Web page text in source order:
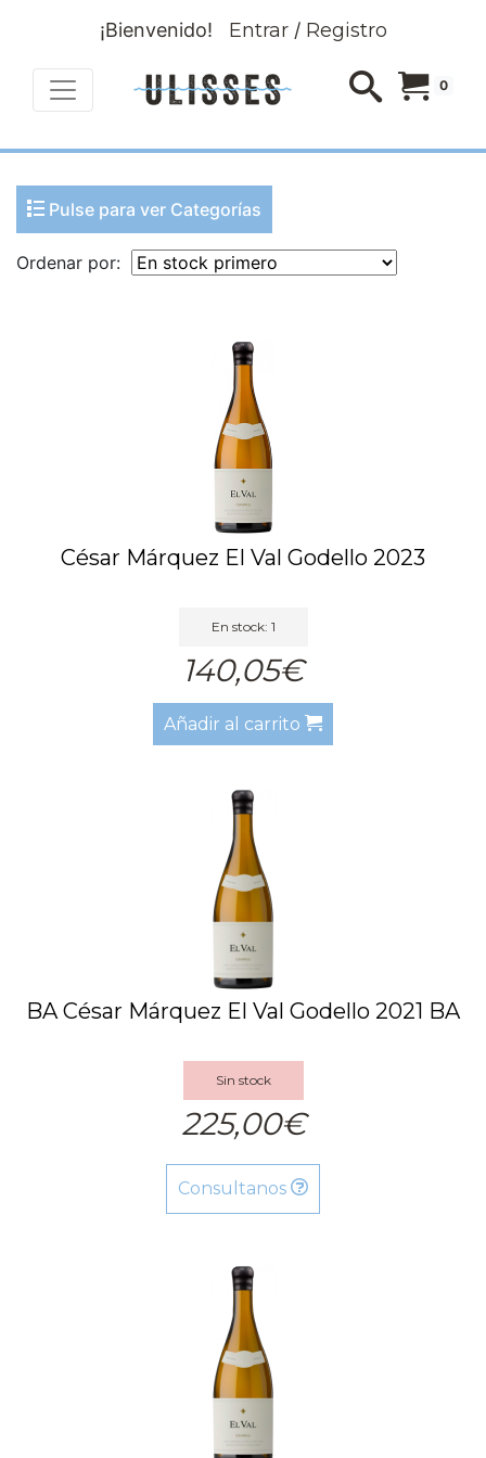
¡Bienvenido! Entrar/ Registro
0
Pulse para ver Categorías
Ordenar por:
César Márquez El Val Godello 2023
En stock: 1
140,05€
Añadir al carrito
BA César Márquez El Val Godello 2021 BA
Sin stock
225,00€
Consultanos